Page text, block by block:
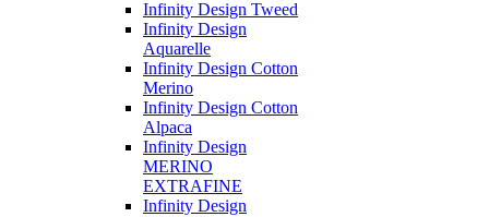
Infinity Design Tweed
Infinity Design
Aquarelle
Infinity Design Cotton
Merino
Infinity Design Cotton
Alpaca
Infinity Design
MERINO
EXTRAFINE
Infinity Design